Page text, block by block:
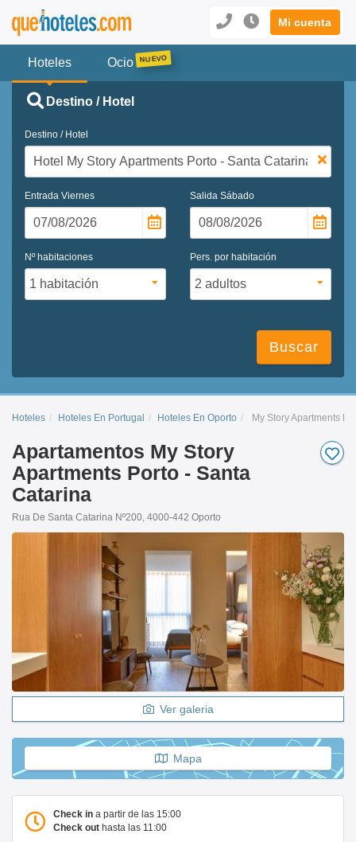
Mi cuenta
Hoteles Ocio
Destino / Hotel
Destino / Hotel
Entrada Viernes Salida Sábado
Nº habitaciones Pers. por habitación
Buscar
Hoteles Hoteles En Portugal Hoteles En Oporto My Story Apartments
Apartamentos My Story
Apartments Porto - Santa
Catarina
Rua De Santa Catarina Nº200, 4000-442 Oporto
Ver galeria
Mapa
Check in a partir de las 15:00
Check out hasta las 11:00